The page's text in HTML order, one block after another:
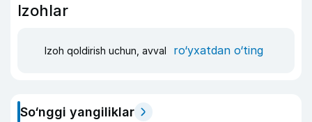
Izohlar
Izoh qoldirish uchun, avval ro‘yxatdan o‘ting
So‘nggi yangiliklar